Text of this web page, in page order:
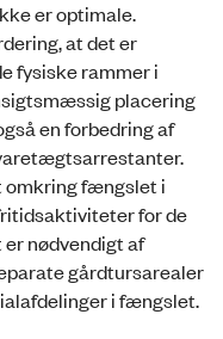
er optimale.
at det er
fysiske rammer i
placering
en forbedring af
omkring fængslet i
for de
nødvendigt af
gårdtursarealer
i fængslet.